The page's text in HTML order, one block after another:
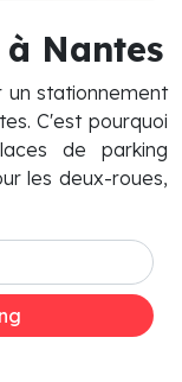
Nantes
stationnement
C'est pourquoi
de parking
les deux-roues,